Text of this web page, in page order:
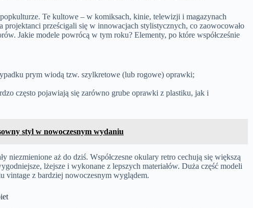
Te kultowe – w komiksach, kinie, telewizji i magazynach
prześcigali się w innowacjach stylistycznych, co zaowocowało
Jakie modele powrócą w tym roku? Elementy, po które współcześnie
prym wiodą tzw. szylkretowe (lub rogowe) oprawki;
często pojawiają się zarówno grube oprawki z plastiku, jak i
styl w nowoczesnym wydaniu
aż do dziś. Współczesne okulary retro cechują się większą
lżejsze i wykonane z lepszych materiałów. Duża część modeli
vintage z bardziej nowoczesnym wyglądem.